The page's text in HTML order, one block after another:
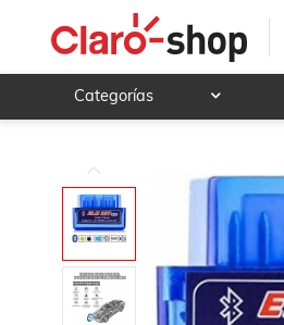
Categorías
Videojuegos
Hogar y jardín
Animales y mascotas
Ferretería y autos
Escaner OBD2 ELM327 Para